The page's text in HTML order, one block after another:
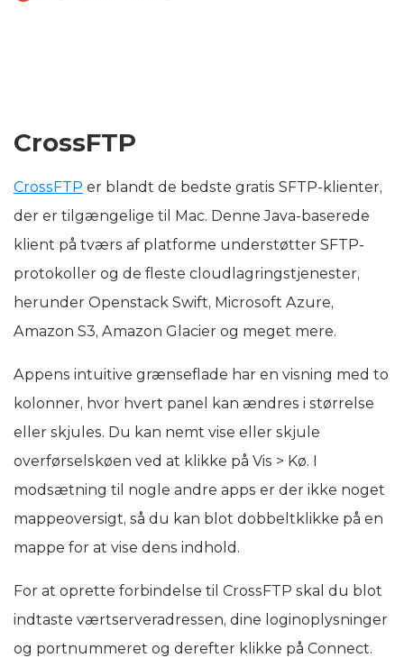
CrossFTP
CrossFTP er blandt de bedste gratis SFTP-klienter,
der er tilgængelige til Mac. Denne Java-baserede
klient på tværs af platforme understøtter SFTP-
protokoller og de fleste cloudlagringstjenester,
herunder Openstack Swift, Microsoft Azure,
Amazon S3, Amazon Glacier og meget mere.
Appens intuitive grænseflade har en visning med to
kolonner, hvor hvert panel kan ændres i størrelse
eller skjules. Du kan nemt vise eller skjule
overførselskøen ved at klikke på Vis > Kø. I
modsætning til nogle andre apps er der ikke noget
mappeoversigt, så du kan blot dobbeltklikke på en
mappe for at vise dens indhold.
For at oprette forbindelse til CrossFTP skal du blot
indtaste værtserveradressen, dine loginoplysninger
og portnummeret og derefter klikke på Connect.